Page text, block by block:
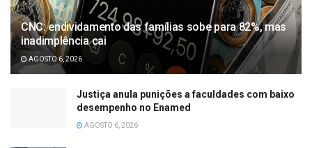
CNC: endividamento das famílias sobe para 82%, mas
inadimplência cai
AGOSTO 6, 2026
Justiça anula punições a faculdades com baixo
desempenho no Enamed
AGOSTO 6, 2026